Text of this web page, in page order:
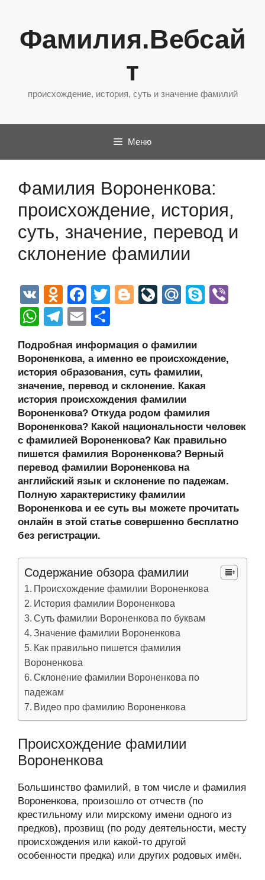
содержимому
Фамилия.Вебсай
т
происхождение, история, суть и значение фамилий
Меню
Фамилия Вороненкова:
происхождение, история,
суть, значение, перевод и
склонение фамилии
V
K
O
d
n
o
kl
a
ss
ni
ki
F
a
c
e
b
o
o
k
T
er
Bl
g
er
Li
J
o
ur
n
al
M
u
S
e
W
at
s
A
p
p
T
e
gr
a
m
E
ail р
а
в
и
ть
Подробная информация о фамилии
Вороненкова, а именно ее происхождение,
история образования, суть фамилии,
значение, перевод и склонение. Какая
история происхождения фамилии
Вороненкова? Откуда родом фамилия
Вороненкова? Какой национальности человек
с фамилией Вороненкова? Как правильно
пишется фамилия Вороненкова? Верный
перевод фамилии Вороненкова на
английский язык и склонение по падежам.
Полную характеристику фамилии
Вороненкова и ее суть вы можете прочитать
онлайн в этой статье совершенно бесплатно
без регистрации.
Содержание обзора фамилии
Происхождение фамилии Вороненкова
История фамилии Вороненкова
Суть фамилии Вороненкова по буквам
Значение фамилии Вороненкова
Как правильно пишется фамилия
Вороненкова
Склонение фамилии Вороненкова по
падежам
Видео про фамилию Вороненкова
Происхождение фамилии
Вороненкова
Большинство фамилий, в том числе и фамилия
Вороненкова, произошло от отчеств (по
крестильному или мирскому имени одного из
предков), прозвищ (по роду деятельности, месту
происхождения или какой-то другой
особенности предка) или других родовых имён.